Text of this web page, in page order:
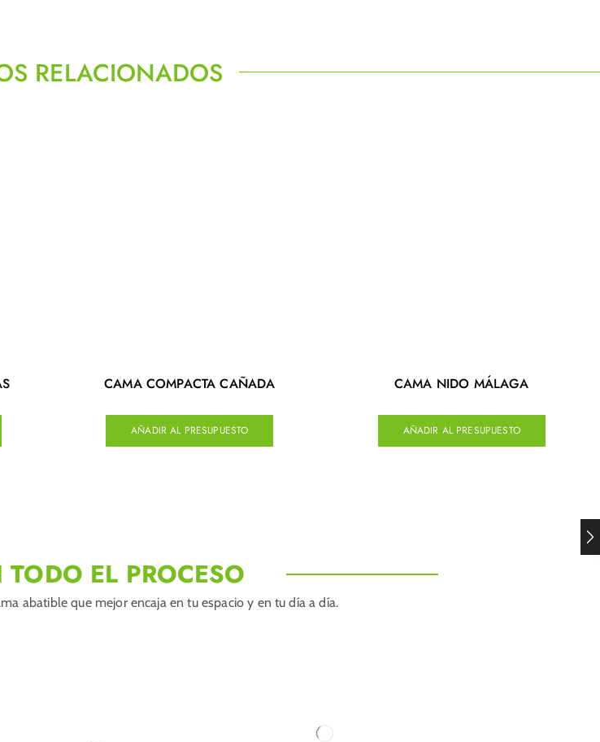
RELACIONADOS
CAMA COMPACTA CAÑADA
AÑADIR AL PRESUPUESTO
CAMA NIDO MÁLAGA
AÑADIR AL PRESUPUESTO
EL PROCESO
abatible que mejor encaja en tu espacio y en tu día a día.